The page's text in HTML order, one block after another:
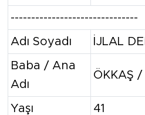
-------------------------------
Adı Soyadı İJLAL
Baba / Ana
Adı
ÖKKAŞ /
Yaşı 41